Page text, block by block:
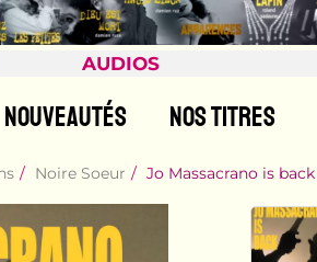
AUDIOS
NOUVEAUTÉS NOS TITRES
Noire Soeur Jo Massacrano is back